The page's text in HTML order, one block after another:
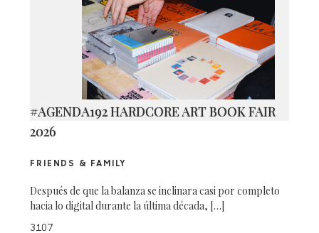
#AGENDA192 HARDCORE ART BOOK FAIR
2026
FRIENDS & FAMILY
Después de que la balanza se inclinara casi por completo
hacia lo digital durante la última década, […]
3107